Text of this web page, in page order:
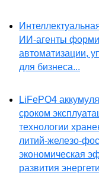
ИИ-агенты
автоматизации,
для бизнеса...
LiFePO4
сроком
технологии
литий-железо-
экономическая
развития